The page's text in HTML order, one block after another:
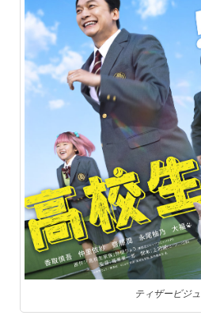
ティザービジ